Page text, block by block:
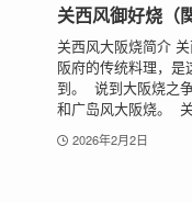
关西风御好烧（
关西风大阪烧简介
阪府的传统料理，
到。 说到大阪烧之
和广岛风大阪烧。
2026年2月2日